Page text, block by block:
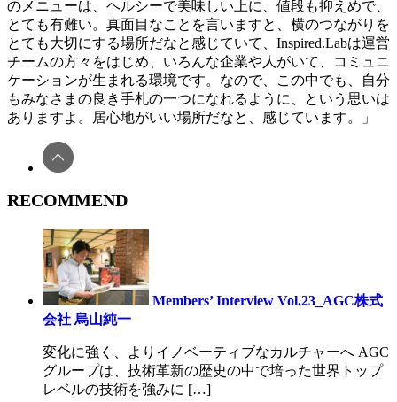
のメニューは、ヘルシーで美味しい上に、値段も抑えめで、
とても有難い。真面目なことを言いますと、横のつながりを
とても大切にする場所だなと感じていて、Inspired.Labは運営
チームの方々をはじめ、いろんな企業や人がいて、コミュニ
ケーションが生まれる環境です。なので、この中でも、自分
もみなさまの良き手札の一つになれるように、という思いは
ありますよ。居心地がいい場所だなと、感じています。」
RECOMMEND
Members’ Interview Vol.23_AGC株式
会社 烏山純一
変化に強く、よりイノベーティブなカルチャーへ AGC
グループは、技術革新の歴史の中で培った世界トップ
レベルの技術を強みに […]